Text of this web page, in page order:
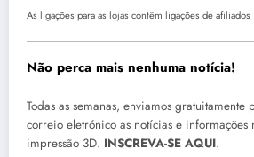
As ligações para as lojas contêm ligações de afiliados
Não perca mais nenhuma notícia!
Todas as semanas, enviamos gratuitamente
correio eletrónico as notícias e informações
impressão 3D. INSCREVA-SE AQUI.